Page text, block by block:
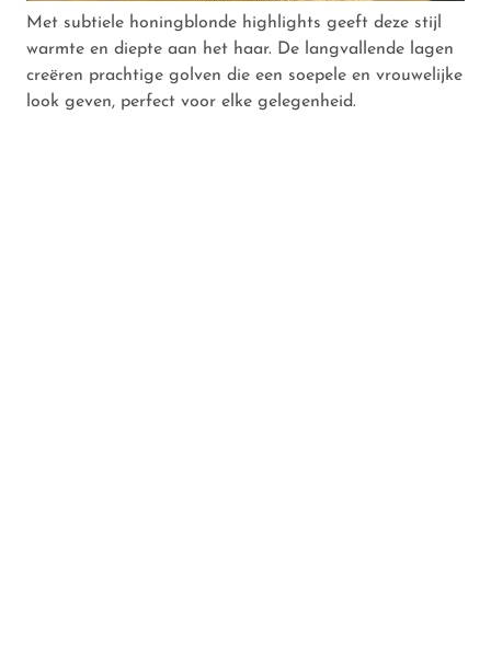
Met subtiele honingblonde highlights geeft deze stijl
warmte en diepte aan het haar. De langvallende lagen
creëren prachtige golven die een soepele en vrouwelijke
look geven, perfect voor elke gelegenheid.